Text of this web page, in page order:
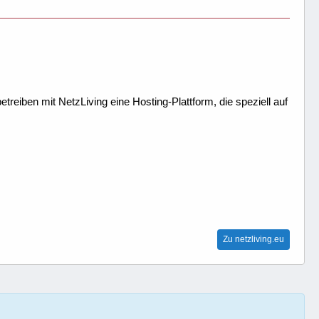
mit NetzLiving eine Hosting-Plattform, die speziell auf
Zu netzliving.eu